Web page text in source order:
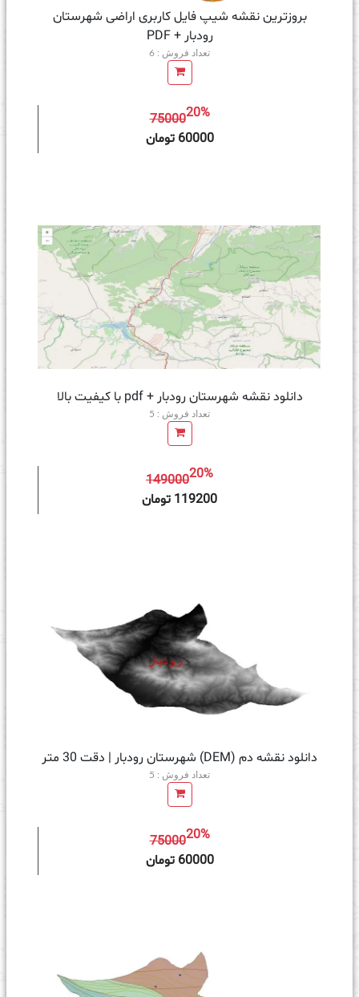
بروزترین نقشه شیپ فایل کاربری اراضی شهرستان
رودبار + PDF
تعداد فروش : 6
7500020%
60000 تومان
دانلود نقشه شهرستان رودبار + pdf با کیفیت بالا
تعداد فروش : 5
14900020%
119200 تومان
دانلود نقشه دم (DEM) شهرستان رودبار | دقت 30 متر
تعداد فروش : 5
7500020%
60000 تومان